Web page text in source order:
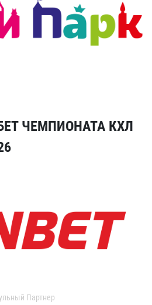
ЧЕМПИОНАТА КХЛ
Партнер